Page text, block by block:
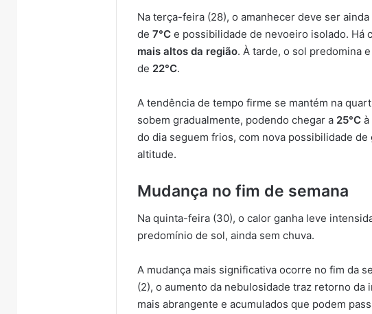
Na terça-feira (28), o amanhecer deve ser
de7°C e possibilidade de nevoeiro isolado. Há
mais altos da região. À tarde, o sol predomina
de 22°C.
A tendência de tempo firme se mantém na
sobem gradualmente, podendo chegar a 25°C à
do dia seguem frios, com nova possibilidade de
altitude.
Mudança no fim de semana
Na quinta-feira (30), o calor ganha leve
predomínio de sol, ainda sem chuva.
A mudança mais significativa ocorre no fim da
(2), o aumento da nebulosidade traz retorno da
mais abrangente e acumulados que podem